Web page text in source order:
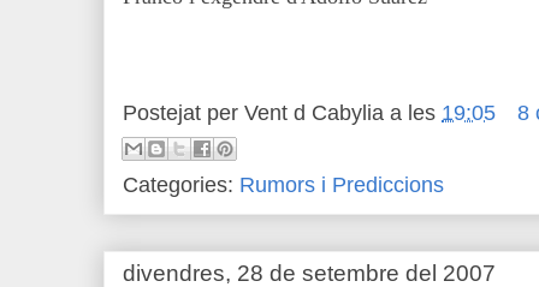
Postejat per Vent d Cabylia a les 19:05 8
Categories: Rumors i Prediccions
divendres, 28 de setembre del 2007